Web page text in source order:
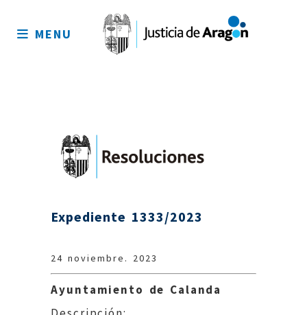
sitio
MENU
Expediente 1333/2023
24 noviembre. 2023
Ayuntamiento de Calanda